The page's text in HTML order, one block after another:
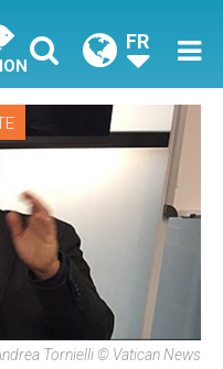
FR
Tornielli © Vatican News